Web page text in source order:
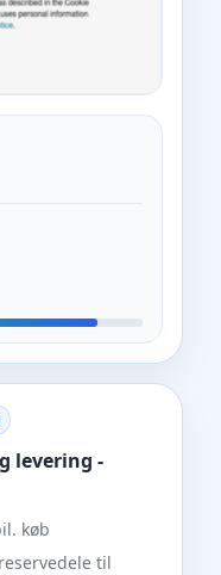
levering -
køb
til